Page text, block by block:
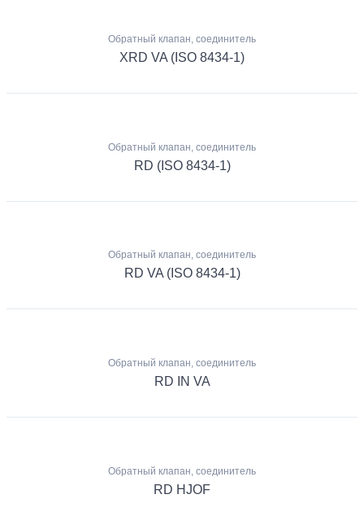
Обратный клапан, соединитель
XRD VA (ISO 8434-1)
Обратный клапан, соединитель
RD (ISO 8434-1)
Обратный клапан, соединитель
RD VA (ISO 8434-1)
Обратный клапан, соединитель
RD IN VA
Обратный клапан, соединитель
RD HJOF